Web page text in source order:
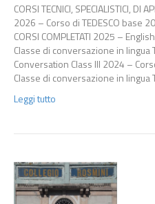
CORSI TECNICI, SPECIALISTICI, DI
2026 – Corso di TEDESCO base
CORSI COMPLETATI 2025 –
Classe di conversazione in lingua
Conversation Class III 2024 –
Classe di conversazione in
Leggi tutto